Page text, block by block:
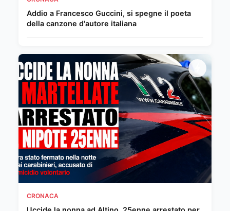
Addio a Francesco Guccini, si spegne il poeta
della canzone d'autore italiana
CRONACA